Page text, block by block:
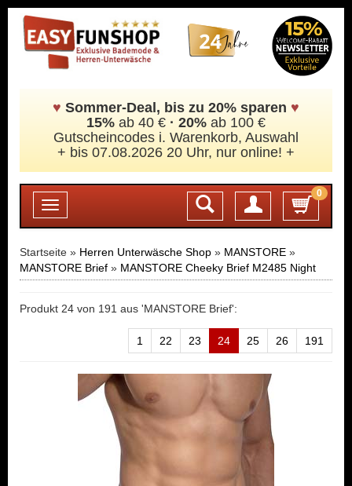
♥ Sommer-Deal, bis zu 20% sparen ♥
15% ab 40 € · 20% ab 100 €
Gutscheincodes i. Warenkorb, Auswahl
+ bis 07.08.2026 20 Uhr, nur online! +
Toggle
navigation
0
Login
Startseite » Herren Unterwäsche Shop » MANSTORE »
MANSTORE Brief » MANSTORE Cheeky Brief M2485 Night
Produkt 24 von 191 aus 'MANSTORE Brief':
1 22 23 24 25 26 191